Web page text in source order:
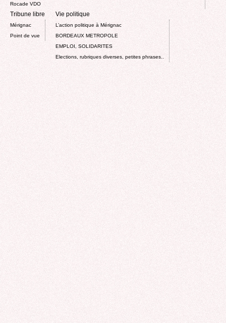
Rocade VDO
Tribune libre
Mérignac
Point de vue
Vie politique
L’action politique à Mérignac
BORDEAUX METROPOLE
EMPLOI, SOLIDARITES
Elections, rubriques diverses, petites phrases..